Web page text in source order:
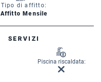
Tipo di affitto:
Affitto Mensile
SERVIZI
Piscina riscaldata: